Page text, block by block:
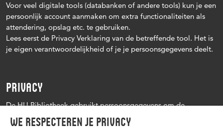
We respecteren je privacy
Voor veel digitale tools (databanken of andere tools) kun je een
persoonlijk account aanmaken om extra functionaliteiten als
attendering, opslag etc. te gebruiken.
Lees eerst de Privacy Verklaring van de betreffende tool. Het is
je eigen verantwoordelijkheid of je je persoonsgegevens deelt.
PRIVACY
De HU Bibliotheek gebruikt persoonsgegevens om de
leenprocedure te kunnen uitvoeren, onder andere voor het
versturen van herinneringen en informatie over reserveringen.